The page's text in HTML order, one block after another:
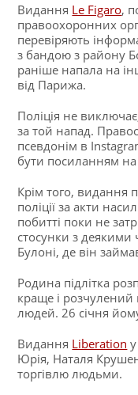
Видання Le Figaro,
правоохоронних
перевіряють
з бандою з району
раніше напала на
від Парижа.
Поліція не
за той напад.
псевдонім в
бути посиланням
Крім того, видання
поліції за акти
побитті поки не
стосунки з
Булоні, де він
Родина підлітка
краще і розчулений
людей. 26 січня
Видання Liberation
Юрія, Наталя
торгівлю людьми.